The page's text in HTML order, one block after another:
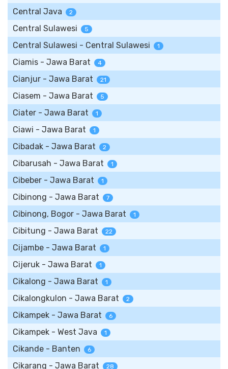
Central Java 2
Central Sulawesi 5
Central Sulawesi - Central Sulawesi 1
Ciamis - Jawa Barat 4
Cianjur - Jawa Barat 21
Ciasem - Jawa Barat 5
Ciater - Jawa Barat 1
Ciawi - Jawa Barat 1
Cibadak - Jawa Barat 2
Cibarusah - Jawa Barat 1
Cibeber - Jawa Barat 1
Cibinong - Jawa Barat 7
Cibinong, Bogor - Jawa Barat 1
Cibitung - Jawa Barat 22
Cijambe - Jawa Barat 1
Cijeruk - Jawa Barat 1
Cikalong - Jawa Barat 1
Cikalongkulon - Jawa Barat 2
Cikampek - Jawa Barat 6
Cikampek - West Java 1
Cikande - Banten 6
Cikarang - Jawa Barat 28